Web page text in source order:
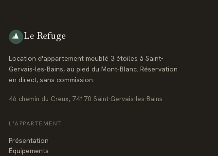
Le Refuge
Location d'appartement meublé 3 étoiles à Saint-
Gervais-les-Bains, au pied du Mont-Blanc. Réservation
en direct, sans commission.
46 chemin du Creux, 74170 Saint-Gervais-les-Bains
L'APPARTEMENT
Présentation
Équipements